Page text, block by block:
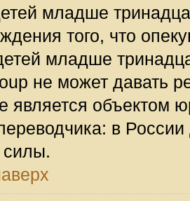
младше
того, что
младше
не может давать
является объектом
в
силы.